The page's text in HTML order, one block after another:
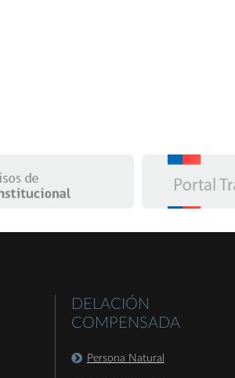
DELACIÓN
COMPENSADA
Persona Natural